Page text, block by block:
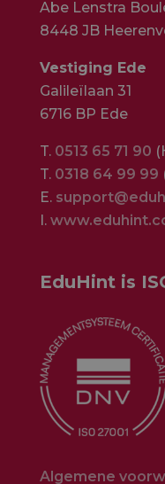
Abe Lenstra
8448 JB
Vestiging Ede
Galileïlaan 31
6716 BP Ede
T. 0513 65 71 90
T. 0318 64 99 99
E.
I.
EduHint is
Algemene